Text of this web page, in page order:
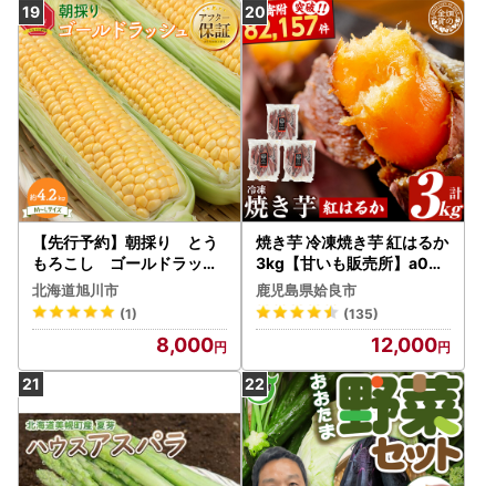
【先行予約】朝採り とう
もろこし ゴールドラッシ
ュ 4.2kg（M～Lサイズ×
13本）（2026年8月中旬か
ら順次発送）| とうもろこし
北海道旭川市
(1)
8,000
焼き芋 冷凍焼き芋 紅はるか
3kg【甘いも販売所】a000
1-B3
鹿児島県姶良市
(135)
12,000